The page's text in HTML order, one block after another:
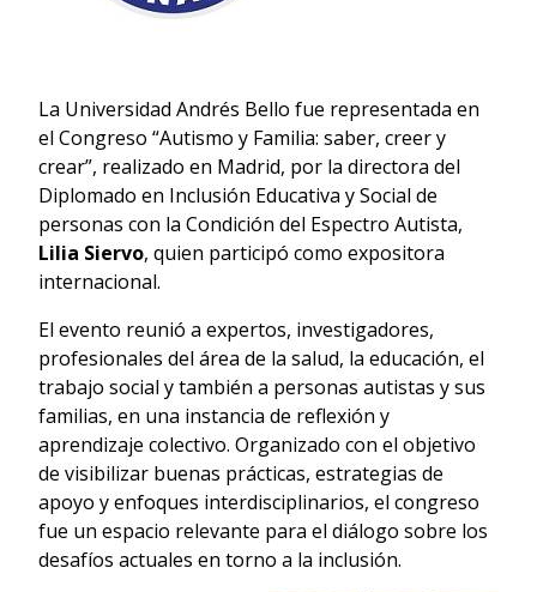
La Universidad Andrés Bello fue representada en
el Congreso “Autismo y Familia: saber, creer y
crear”, realizado en Madrid, por la directora del
Diplomado en Inclusión Educativa y Social de
personas con la Condición del Espectro Autista,
Lilia Siervo, quien participó como expositora
internacional.
El evento reunió a expertos, investigadores,
profesionales del área de la salud, la educación, el
trabajo social y también a personas autistas y sus
familias, en una instancia de reflexión y
aprendizaje colectivo. Organizado con el objetivo
de visibilizar buenas prácticas, estrategias de
apoyo y enfoques interdisciplinarios, el congreso
fue un espacio relevante para el diálogo sobre los
desafíos actuales en torno a la inclusión.